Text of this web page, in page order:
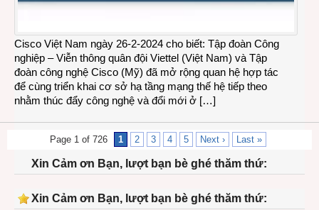
Cisco Việt Nam ngày 26-2-2024 cho biết: Tập đoàn Công
nghiệp – Viễn thông quân đội Viettel (Việt Nam) và Tập
đoàn công nghệ Cisco (Mỹ) đã mở rộng quan hệ hợp tác
để cùng triển khai cơ sở hạ tầng mạng thế hệ tiếp theo
nhằm thúc đẩy công nghệ và đổi mới ở […]
Page 1 of 726 1 2 3 4 5 Next › Last »
Xin Cảm ơn Bạn, lượt bạn bè ghé thăm thứ:
Xin Cảm ơn Bạn, lượt bạn bè ghé thăm thứ: